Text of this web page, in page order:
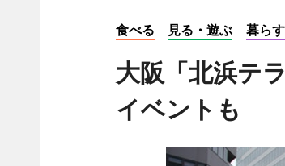
食べる 見る・遊ぶ 暮ら
大阪「北浜テ
イベントも